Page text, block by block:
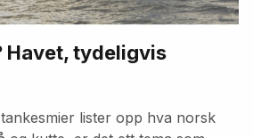
Havet, tydeligvis
lister opp hva norsk